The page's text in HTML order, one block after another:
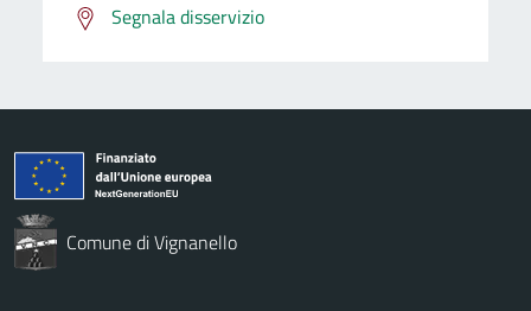
Segnala disservizio
Comune di Vignanello